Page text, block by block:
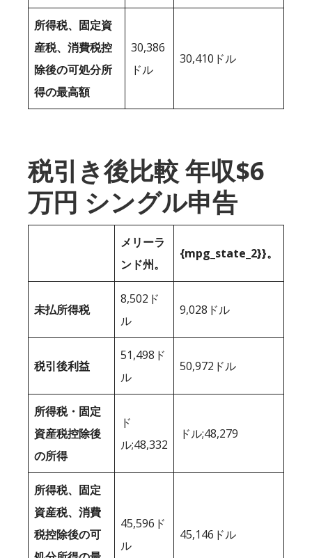
所得税、固定資
産税、消費税控
除後の可処分所
得の最高額
30,386
ドル
30,410ドル
税引き後比較 年収$6
万円 シングル申告
メリーラ
ンド州。
{mpg_state_2}}。
未払所得税
8,502ド
ル
9,028ドル
税引後利益
51,498ド
ル
50,972ドル
所得税・固定
資産税控除後
の所得
ド
ル;48,332
ドル;48,279
所得税、固定
資産税、消費
税控除後の可
45,596ド
ル
45,146ドル